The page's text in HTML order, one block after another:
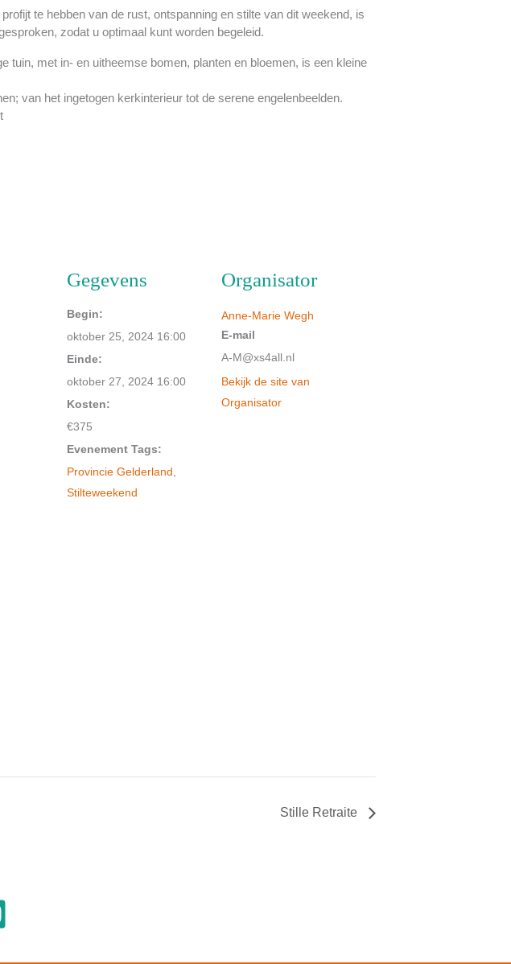
te hebben van de rust, ontspanning en stilte van dit weekend, is
zodat u optimaal kunt worden begeleid.
tuin, met in- en uitheemse bomen, planten en bloemen, is een kleine
van het ingetogen kerkinterieur tot de serene engelenbeelden.
Gegevens
Begin:
oktober 25, 2024 16:00
Einde:
oktober 27, 2024 16:00
Kosten:
€375
Evenement Tags:
Provincie Gelderland
Stilteweekend
Organisator
Anne-Marie Wegh
E-mail
A-M@xs4all.nl
Bekijk de site van
Organisator
Stille Retraite